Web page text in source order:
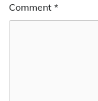
Comment *